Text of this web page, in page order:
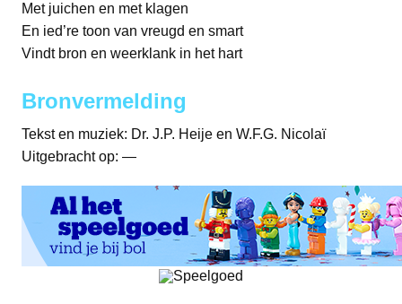
Met juichen en met klagen
En ied’re toon van vreugd en smart
Vindt bron en weerklank in het hart
Bronvermelding
Tekst en muziek: Dr. J.P. Heije en W.F.G. Nicolaï
Uitgebracht op: —